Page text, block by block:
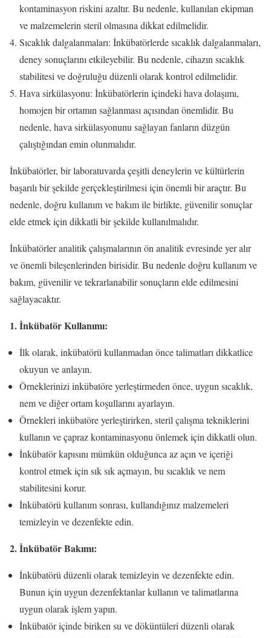
kontaminasyon riskini azaltır. Bu nedenle, kullanılan ekipman
ve malzemelerin steril olmasına dikkat edilmelidir.
Sıcaklık dalgalanmaları: İnkübatörlerde sıcaklık dalgalanmaları,
deney sonuçlarını etkileyebilir. Bu nedenle, cihazın sıcaklık
stabilitesi ve doğruluğu düzenli olarak kontrol edilmelidir.
Hava sirkülasyonu: İnkübatörlerin içindeki hava dolaşımı,
homojen bir ortamın sağlanması açısından önemlidir. Bu
nedenle, hava sirkülasyonunu sağlayan fanların düzgün
çalıştığından emin olunmalıdır.
İnkübatörler, bir laboratuvarda çeşitli deneylerin ve kültürlerin
başarılı bir şekilde gerçekleştirilmesi için önemli bir araçtır. Bu
nedenle, doğru kullanım ve bakım ile birlikte, güvenilir sonuçlar
elde etmek için dikkatli bir şekilde kullanılmalıdır.
İnkübatörler analitik çalışmalarının ön analitik evresinde yer alır
ve önemli bileşenlerinden birisidir. Bu nedenle doğru kullanım ve
bakım, güvenilir ve tekrarlanabilir sonuçların elde edilmesini
sağlayacaktır.
1. İnkübatör Kullanımı:
İlk olarak, inkübatörü kullanmadan önce talimatları dikkatlice
okuyun ve anlayın.
Örneklerinizi inkübatöre yerleştirmeden önce, uygun sıcaklık,
nem ve diğer ortam koşullarını ayarlayın.
Örnekleri inkübatöre yerleştirirken, steril çalışma tekniklerini
kullanın ve çapraz kontaminasyonu önlemek için dikkatli olun.
İnkübatör kapısını mümkün olduğunca az açın ve içeriği
kontrol etmek için sık sık açmayın, bu sıcaklık ve nem
stabilitesini korur.
İnkübatörü kullanım sonrası, kullandığınız malzemeleri
temizleyin ve dezenfekte edin.
2. İnkübatör Bakımı:
İnkübatörü düzenli olarak temizleyin ve dezenfekte edin.
Bunun için uygun dezenfektanlar kullanın ve talimatlarına
uygun olarak işlem yapın.
İnkübatör içinde biriken su ve döküntüleri düzenli olarak